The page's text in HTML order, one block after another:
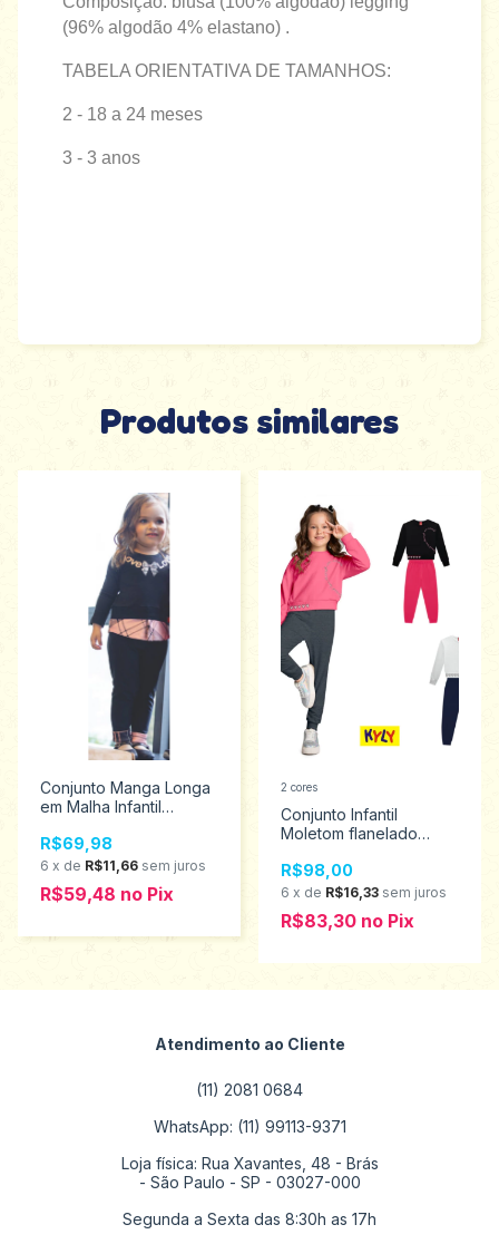
(96% algodão 4% elastano) .
TABELA ORIENTATIVA DE TAMANHOS:
2 - 18 a 24 meses
3 - 3 anos
Produtos similares
Conjunto Manga Longa
em Malha Infantil
26887
R$69,98
6 x de R$11,66 sem juros
R$59,48 no Pix
Conjunto Infantil
Moletom flanelado
10 ao 16 1000789
R$98,00
6 x de R$16,33 sem juros
R$83,30 no Pix
2 cores
Atendimento ao Cliente
(11) 2081 0684
WhatsApp: (11) 99113-9371
Loja física: Rua Xavantes, 48 - Brás
- São Paulo - SP - 03027-000
Segunda a Sexta das 8:30h as 17h